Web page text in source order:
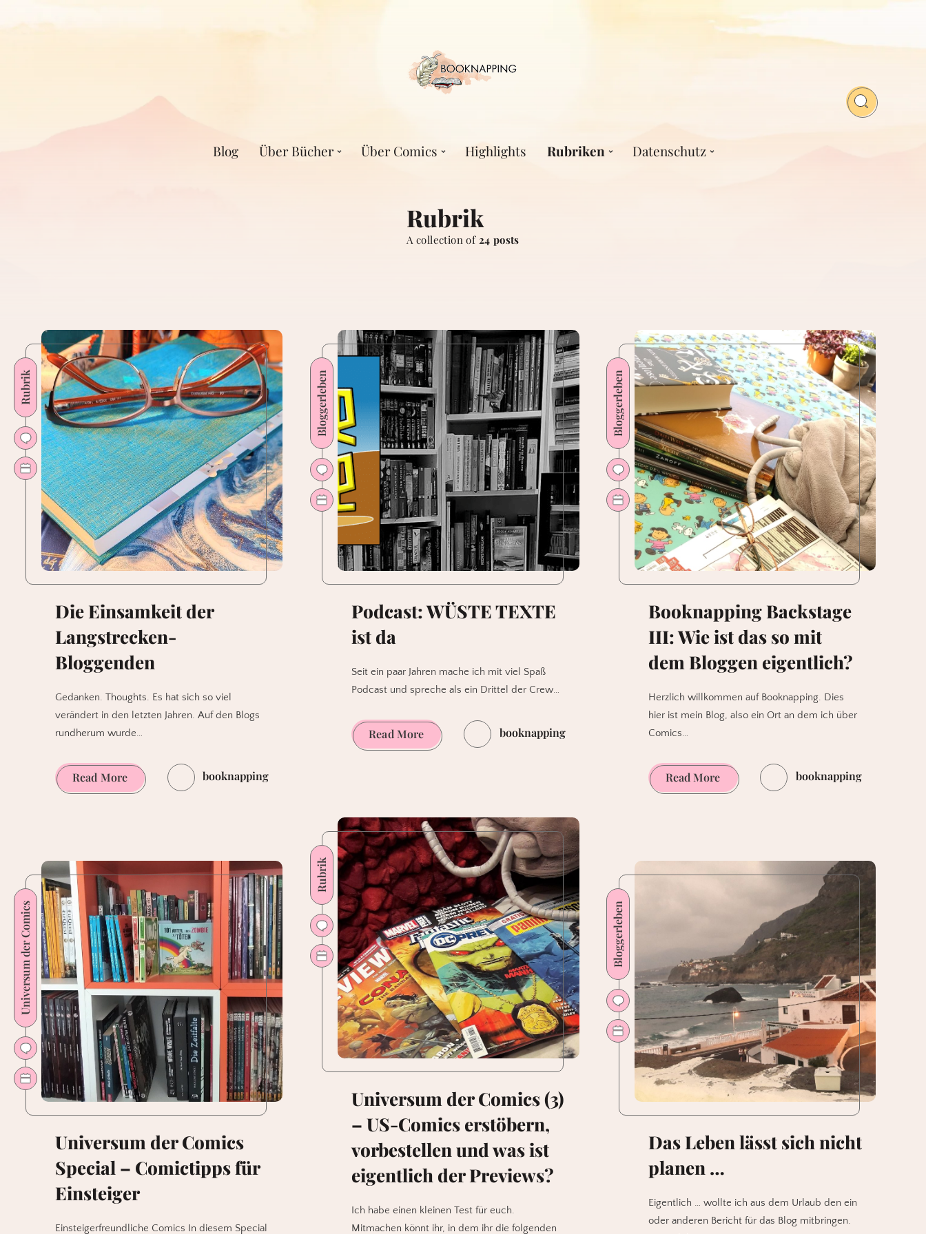
Blog Über Bücher Über Comics Highlights Rubriken Datenschutz
Rubrik
A collection of 24 posts
Rubrik
Die Einsamkeit der
Langstrecken-
Bloggenden
Gedanken. Thoughts. Es hat sich so viel
verändert in den letzten Jahren. Auf den Blogs
rundherum wurde…
Read MoreDie
Einsamkeit
booknapping
Bloggerleben
Podcast: WÜSTE TEXTE
ist da
Seit ein paar Jahren mache ich mit viel Spaß
Podcast und spreche als ein Drittel der Crew…
Read MorePodcast:
WÜSTE
booknapping
Bloggerleben
Booknapping Backstage
III: Wie ist das so mit
dem Bloggen eigentlich?
Herzlich willkommen auf Booknapping. Dies
hier ist mein Blog, also ein Ort an dem ich über
Comics…
Read MoreBooknapping
Backstage
das
Bloggen
eigentlich?
booknapping
Universum der Comics
Universum der Comics
Special – Comictipps für
Einsteiger
Einsteigerfreundliche Comics In diesem Special
Rubrik
Universum der Comics (3)
– US-Comics erstöbern,
vorbestellen und was ist
eigentlich der Previews?
Ich habe einen kleinen Test für euch.
Mitmachen könnt ihr, in dem ihr die folgenden
Bloggerleben
Das Leben lässt sich nicht
planen …
Eigentlich … wollte ich aus dem Urlaub den ein
oder anderen Bericht für das Blog mitbringen.